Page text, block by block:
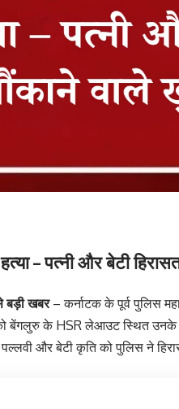
– पत्नी और बेटी
बड़ी खबर– कर्नाटक के पूर्व पुलिस
को बेंगलुरु के HSR लेआउट स्थित
और बेटी कृति को पुलिस ने